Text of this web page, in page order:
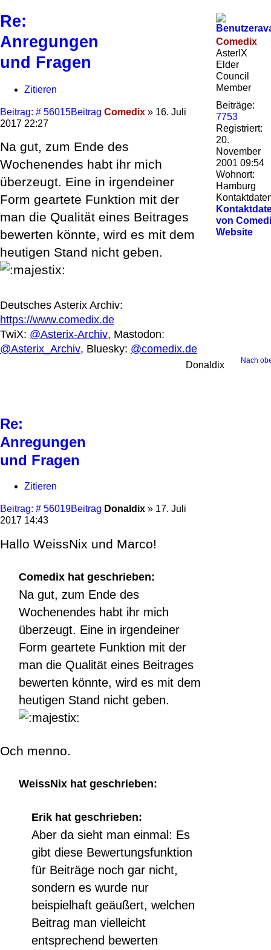
Comedix
AsterIX
Elder
Council
Member
Beiträge:
7753
Registriert:
20.
November
2001 09:54
Wohnort:
Hamburg
von
Website
Re:
Anregungen
und Fragen
Zitieren
Beitrag: # 56015Beitrag Comedix » 16. Juli
2017 22:27
Na gut, zum Ende des
Wochenendes habt ihr mich
überzeugt. Eine in irgendeiner
Form geartete Funktion mit der
man die Qualität eines Beitrages
bewerten könnte, wird es mit dem
heutigen Stand nicht geben.
Deutsches Asterix Archiv:
https://www.comedix.de
TwiX: @Asterix-Archiv, Mastodon:
@Asterix_Archiv, Bluesky: @comedix.de
Nach
Donaldix
Re:
Anregungen
und Fragen
Zitieren
Beitrag: # 56019Beitrag Donaldix » 17. Juli
2017 14:43
Hallo WeissNix und Marco!
Comedix hat geschrieben:
Na gut, zum Ende des
Wochenendes habt ihr mich
überzeugt. Eine in irgendeiner
Form geartete Funktion mit der
man die Qualität eines Beitrages
bewerten könnte, wird es mit dem
heutigen Stand nicht geben.
Och menno.
WeissNix hat geschrieben:
Erik hat geschrieben:
Aber da sieht man einmal: Es
gibt diese Bewertungsfunktion
für Beiträge noch gar nicht,
sondern es wurde nur
beispielhaft geäußert, welchen
Beitrag man vielleicht
entsprechend bewerten